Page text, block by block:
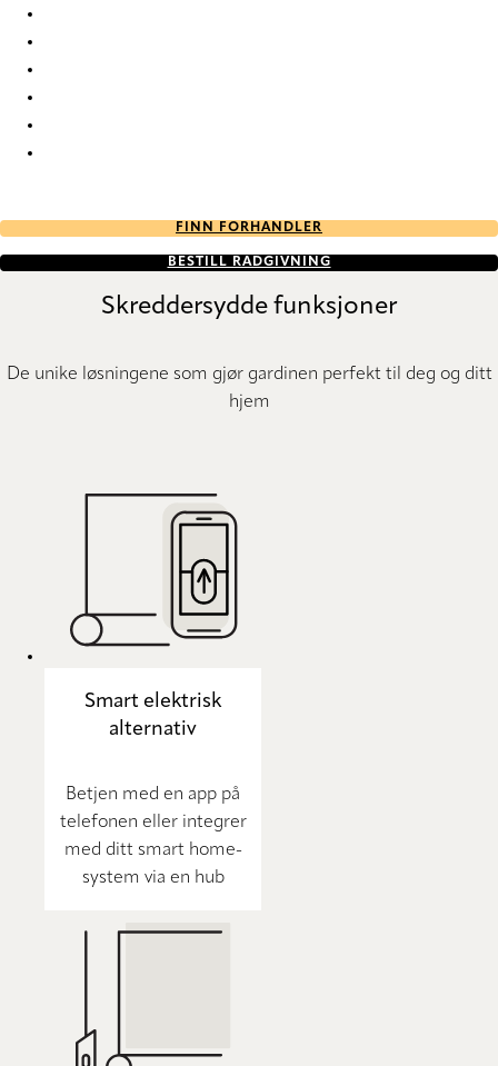
FINN FORHANDLER
BESTILL RÅDGIVNING
Skreddersydde funksjoner
De unike løsningene som gjør gardinen perfekt til deg og ditt
hjem
Smart elektrisk
alternativ
Betjen med en app på
telefonen eller integrer
med ditt smart home-
system via en hub